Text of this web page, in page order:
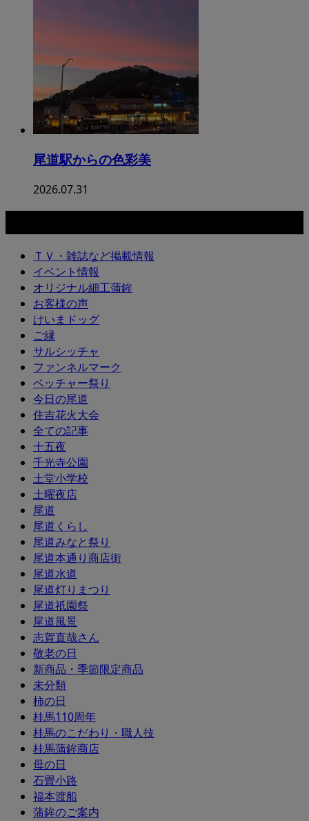
尾道駅からの色彩美
2026.07.31
ＴＶ・雑誌など掲載情報
イベント情報
オリジナル細工蒲鉾
お客様の声
けいまドッグ
ご縁
サルシッチャ
ファンネルマーク
ベッチャー祭り
今日の尾道
住吉花火大会
全ての記事
十五夜
千光寺公園
土堂小学校
土曜夜店
尾道
尾道くらし
尾道みなと祭り
尾道本通り商店街
尾道水道
尾道灯りまつり
尾道祇園祭
尾道風景
志賀直哉さん
敬老の日
新商品・季節限定商品
未分類
柿の日
桂馬110周年
桂馬のこだわり・職人技
桂馬蒲鉾商店
母の日
石畳小路
福本渡船
蒲鉾のご案内